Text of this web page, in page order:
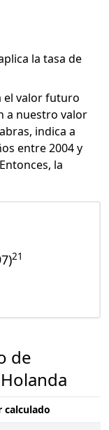
la tasa de
el valor futuro
a nuestro valor
indica a
entre 2004 y
la
21
de
calculado